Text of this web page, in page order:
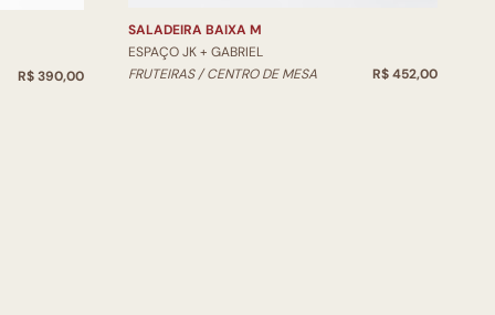
R$ 390,00
SALADEIRA BAIXA M
ESPAÇO JK + GABRIEL
FRUTEIRAS / CENTRO DE MESA
R$ 452,00